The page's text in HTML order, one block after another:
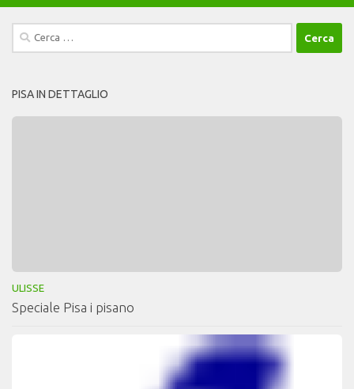
Ricerca
per:
PISA IN DETTAGLIO
ULISSE
Speciale Pisa i pisano